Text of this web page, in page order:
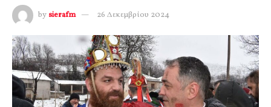
by sierafm 26 Δεκεμβρίου 2024